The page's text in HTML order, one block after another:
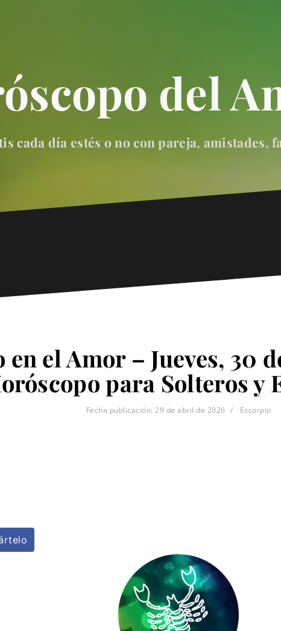
del
cada día estés o no con pareja,
el Amor – Jueves, 30
para Solteros y
Fecha publicación: 29 de abril de 2026 Escorpio